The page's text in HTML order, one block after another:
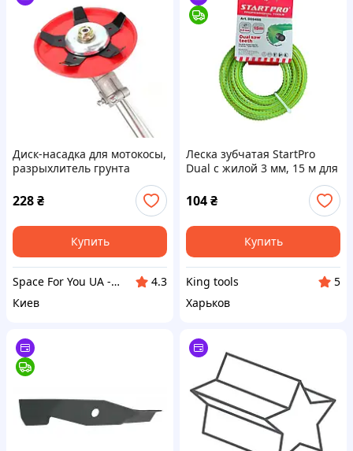
Диск-насадка для мотокосы,
разрыхлитель грунта
228₴
Купить
Space For You UA - STORE
4.3
Киев
Леска зубчатая StartPro
Dual с жилой 3 мм, 15 м для
104₴
Купить
King tools
5
Харьков